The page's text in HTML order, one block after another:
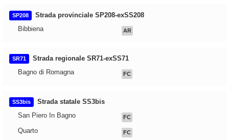
SP208
Strada provinciale SP208-exSS208
Bibbiena
AR
SR71
Strada regionale SR71-exSS71
Bagno di Romagna
FC
SS3bis
Strada statale SS3bis
San Piero In Bagno
FC
Quarto FC